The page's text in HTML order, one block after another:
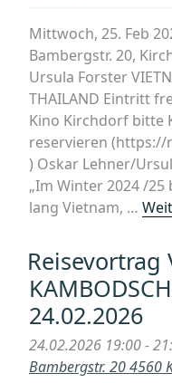
Mittwoch, 25. Feb
Bambergstr. 20,
Ursula Forster
THAILAND Eintritt
Kino Kirchdorf bitte
reservieren
) Oskar Lehner/
„Im Winter 2024 /
lang Vietnam, …
Reisevortrag
24.02.2026
24.02.2026 19:00 -
Bambergstr. 20 4560